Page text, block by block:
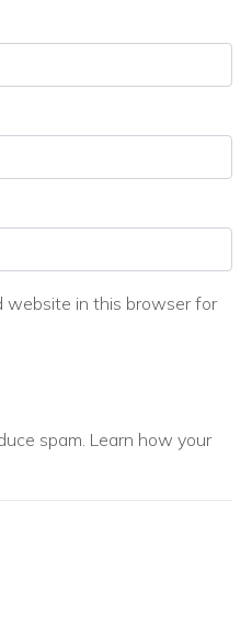
website in this browser for
spam. Learn how your